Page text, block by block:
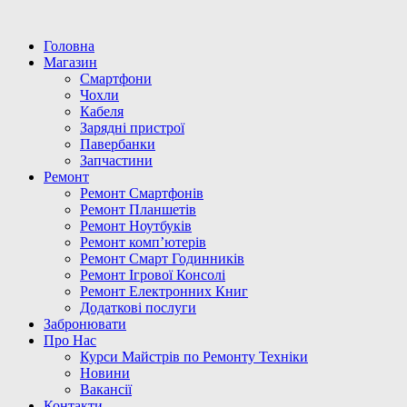
Головна
Магазин
Смартфони
Чохли
Кабеля
Зарядні пристрої
Павербанки
Запчастини
Ремонт
Ремонт Смартфонів
Ремонт Планшетів
Ремонт Ноутбуків
Ремонт комп’ютерів
Ремонт Смарт Годинників
Ремонт Ігрової Консолі
Ремонт Електронних Книг
Додаткові послуги
Забронювати
Про Нас
Курси Майстрів по Ремонту Техніки
Новини
Вакансії